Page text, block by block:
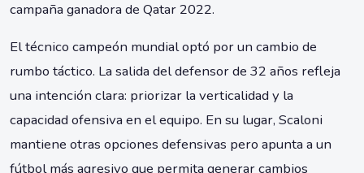
campaña ganadora de Qatar 2022.
El técnico campeón mundial optó por un cambio de
rumbo táctico. La salida del defensor de 32 años refleja
una intención clara: priorizar la verticalidad y la
capacidad ofensiva en el equipo. En su lugar, Scaloni
mantiene otras opciones defensivas pero apunta a un
fútbol más agresivo que permita generar cambios